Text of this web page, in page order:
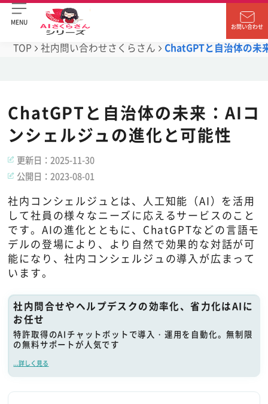
MENU
お問い合わせ
TOP 社内問い合わせさくらさん ChatGPTと自治体の未
ChatGPTと自治体の未来：AIコ
ンシェルジュの進化と可能性
更新日：2025-11-30
公開日：2023-08-01
社内コンシェルジュとは、人工知能（AI）を活用
して社員の様々なニーズに応えるサービスのこと
です。AIの進化とともに、ChatGPTなどの言語モ
デルの登場により、より自然で効果的な対話が可
能になり、社内コンシェルジュの導入が広まって
います。
社内問合せやヘルプデスクの効率化、省力化はAIに
お任せ
特許取得のAIチャットボットで導入・運用を自動化。無制限
の無料サポートが人気です
...詳しく見る